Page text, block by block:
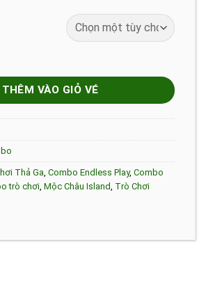
(Chơi Thả Ga) số lượng
THÊM VÀO GIỎ VÉ
Thả Ga Combo Endless Play, Combo
trò chơi Mộc Châu Island Trò Chơi